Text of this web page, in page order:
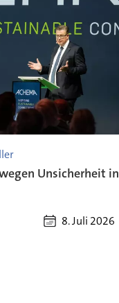
Unsicherheit in
8. Juli 2026